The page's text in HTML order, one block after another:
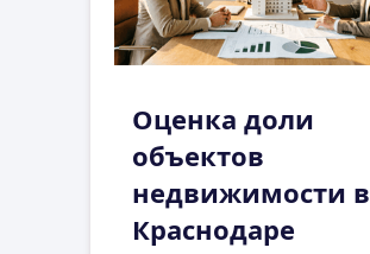
Оценка доли
объектов
недвижимости в
Краснодаре